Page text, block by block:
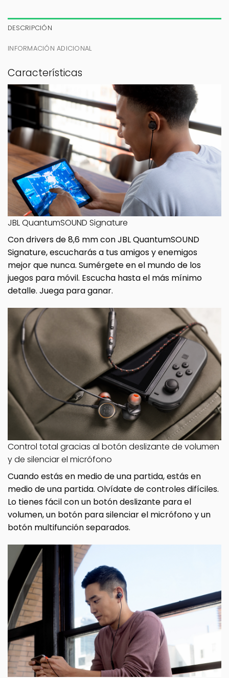
DESCRIPCIÓN
INFORMACIÓN ADICIONAL
Características
JBL QuantumSOUND Signature
Con drivers de 8,6 mm con JBL QuantumSOUND
Signature, escucharás a tus amigos y enemigos
mejor que nunca. Sumérgete en el mundo de los
juegos para móvil. Escucha hasta el más mínimo
detalle. Juega para ganar.
Control total gracias al botón deslizante de volumen
y de silenciar el micrófono
Cuando estás en medio de una partida, estás en
medio de una partida. Olvídate de controles difíciles.
Lo tienes fácil con un botón deslizante para el
volumen, un botón para silenciar el micrófono y un
botón multifunción separados.